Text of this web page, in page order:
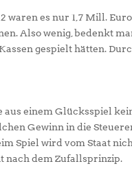
waren es nur 1,7 Mill.
Also wenig, bedenkt
gespielt hätten.
einem Glücksspiel
Gewinn in die
Spiel wird vom Staat
nach dem Zufallsprinzip.